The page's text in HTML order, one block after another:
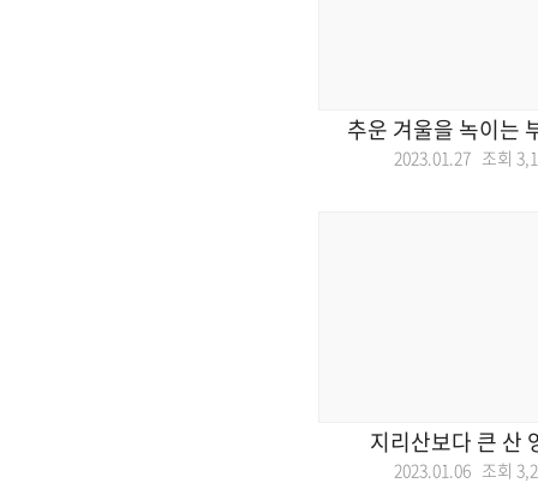
추운 겨울을 녹이는
2023.01.27 조회
지리산보다 큰 산
2023.01.06 조회